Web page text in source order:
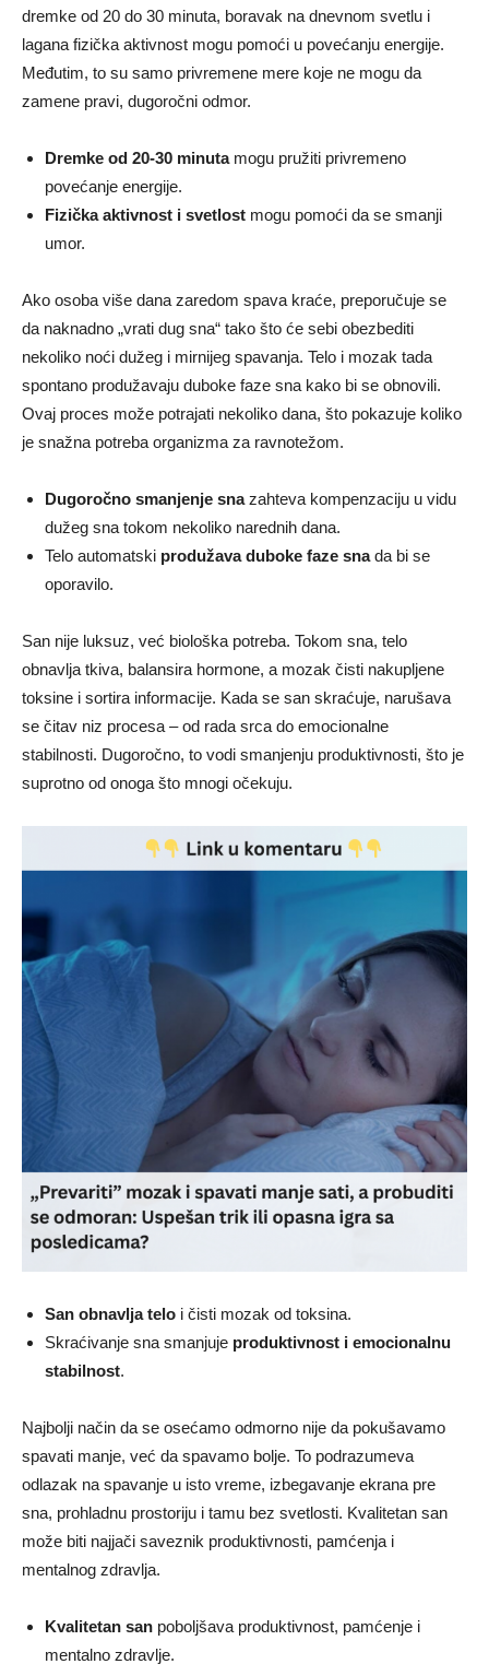
dremke od 20 do 30 minuta, boravak na dnevnom svetlu i
lagana fizička aktivnost mogu pomoći u povećanju energije.
Međutim, to su samo privremene mere koje ne mogu da
zamene pravi, dugoročni odmor.
Dremke od 20-30 minutamogu pružiti privremeno
povećanje energije.
Fizička aktivnost i svetlost mogu pomoći da se smanji
umor.
Ako osoba više dana zaredom spava kraće, preporučuje se
da naknadno „vrati dug sna“ tako što će sebi obezbediti
nekoliko noći dužeg i mirnijeg spavanja. Telo i mozak tada
spontano produžavaju duboke faze sna kako bi se obnovili.
Ovaj proces može potrajati nekoliko dana, što pokazuje koliko
je snažna potreba organizma za ravnotežom.
Dugoročno smanjenje snazahteva kompenzaciju u vidu
dužeg sna tokom nekoliko narednih dana.
Telo automatski produžava duboke faze snada bi se
oporavilo.
San nije luksuz, već biološka potreba. Tokom sna, telo
obnavlja tkiva, balansira hormone, a mozak čisti nakupljene
toksine i sortira informacije. Kada se san skraćuje, narušava
se čitav niz procesa – od rada srca do emocionalne
stabilnosti. Dugoročno, to vodi smanjenju produktivnosti, što je
suprotno od onoga što mnogi očekuju.
San obnavlja telo i čisti mozak od toksina.
Skraćivanje sna smanjuje produktivnost i emocionalnu
stabilnost.
Najbolji način da se osećamo odmorno nije da pokušavamo
spavati manje, već da spavamo bolje. To podrazumeva
odlazak na spavanje u isto vreme, izbegavanje ekrana pre
sna, prohladnu prostoriju i tamu bez svetlosti. Kvalitetan san
može biti najjači saveznik produktivnosti, pamćenja i
mentalnog zdravlja.
Kvalitetan san poboljšava produktivnost, pamćenje i
mentalno zdravlje.